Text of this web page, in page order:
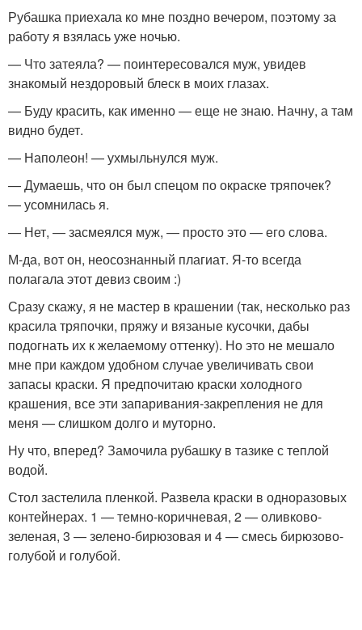
Рубашка приехала ко мне поздно вечером, поэтому за
работу я взялась уже ночью.
— Что затеяла? — поинтересовался муж, увидев
знакомый нездоровый блеск в моих глазах.
— Буду красить, как именно — еще не знаю. Начну, а там
видно будет.
— Наполеон! — ухмыльнулся муж.
— Думаешь, что он был спецом по окраске тряпочек?
— усомнилась я.
— Нет, — засмеялся муж, — просто это — его слова.
М-да, вот он, неосознанный плагиат. Я-то всегда
полагала этот девиз своим :)
Сразу скажу, я не мастер в крашении (так, несколько раз
красила тряпочки, пряжу и вязаные кусочки, дабы
подогнать их к желаемому оттенку). Но это не мешало
мне при каждом удобном случае увеличивать свои
запасы краски. Я предпочитаю краски холодного
крашения, все эти запаривания-закрепления не для
меня — слишком долго и муторно.
Ну что, вперед? Замочила рубашку в тазике с теплой
водой.
Стол застелила пленкой. Развела краски в одноразовых
контейнерах. 1 — темно-коричневая, 2 — оливково-
зеленая, 3 — зелено-бирюзовая и 4 — смесь бирюзово-
голубой и голубой.